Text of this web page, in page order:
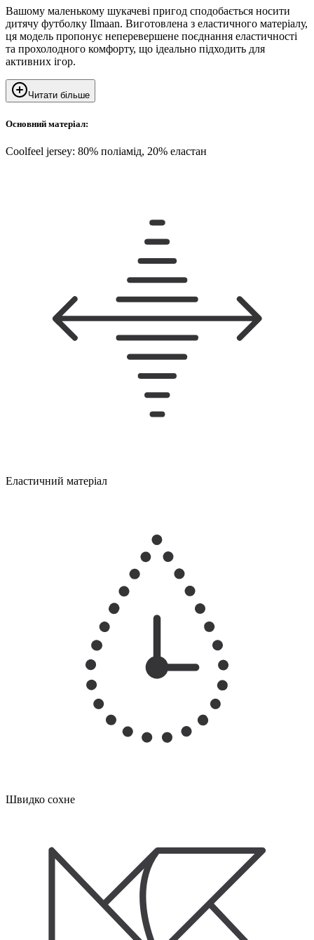
Вашому маленькому шукачеві пригод сподобається носити
дитячу футболку Ilmaan. Виготовлена ​​з еластичного матеріалу,
ця модель пропонує неперевершене поєднання еластичності
та прохолодного комфорту, що ідеально підходить для
активних ігор.
Читати більше
Основний матеріал:
Coolfeel jersey: 80% поліамід, 20% еластан
Еластичний матеріал
Швидко сохне